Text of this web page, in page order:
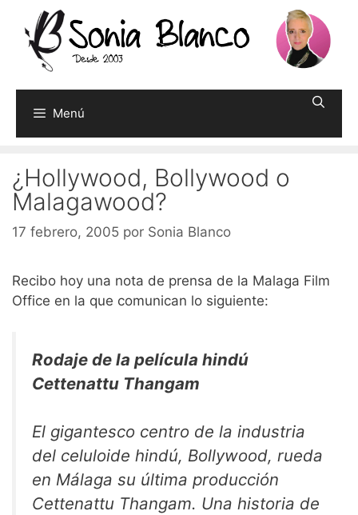
contenido
Menú
¿Hollywood, Bollywood o
Malagawood?
17 febrero, 2005 por Sonia Blanco
Recibo hoy una nota de prensa de la Malaga Film
Office en la que comunican lo siguiente:
Rodaje de la película hindú
Cettenattu Thangam
El gigantesco centro de la industria
del celuloide hindú, Bollywood, rueda
en Málaga su última producción
Cettenattu Thangam. Una historia de